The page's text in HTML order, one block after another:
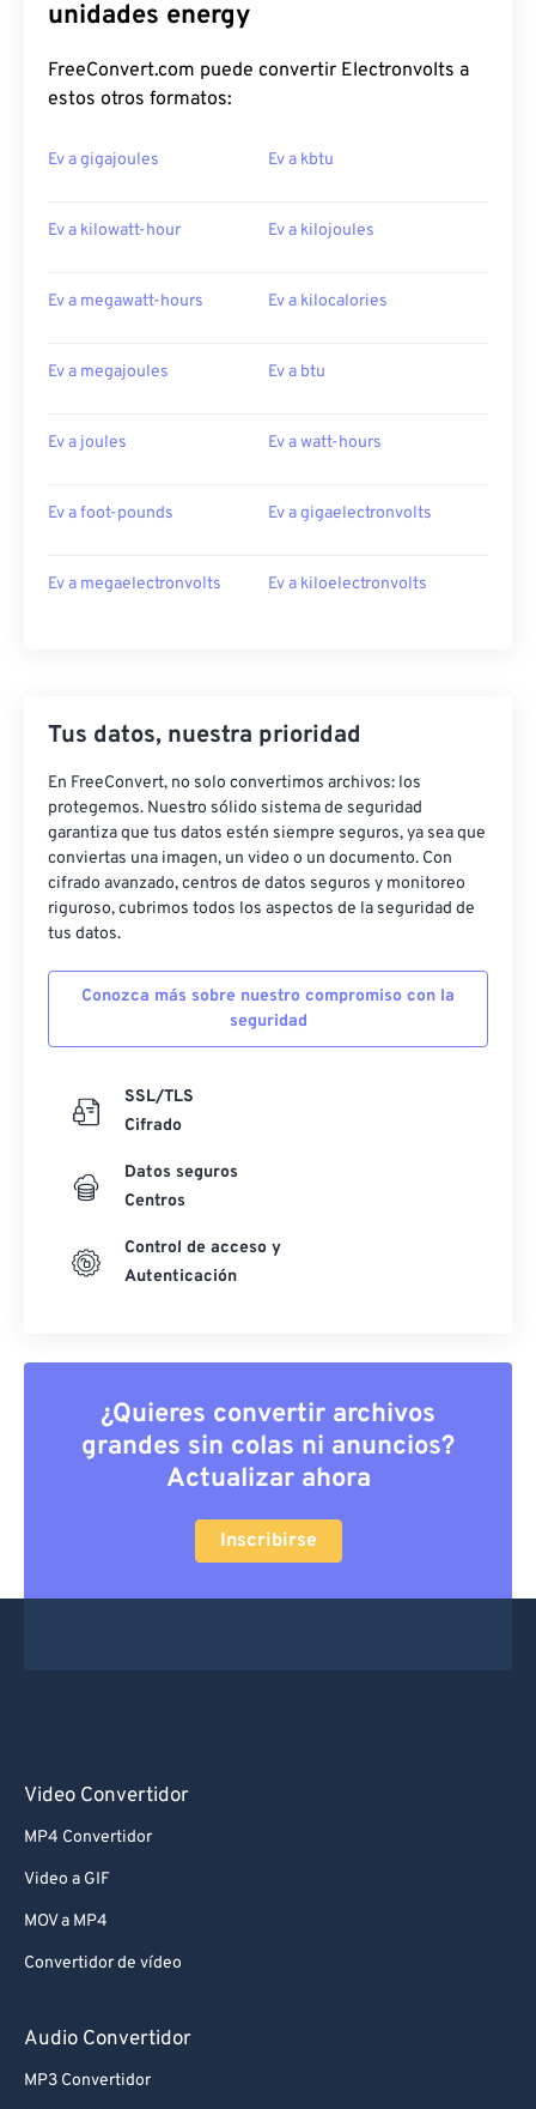
unidades energy
FreeConvert.com puede convertir Electronvolts a
estos otros formatos:
Ev a gigajoules Ev a kbtu
Ev a kilowatt-hour Ev a kilojoules
Ev a megawatt-hours Ev a kilocalories
Ev a megajoules Ev a btu
Ev a joules Ev a watt-hours
Ev a foot-pounds Ev a gigaelectronvolts
Ev a megaelectronvolts Ev a kiloelectronvolts
Tus datos, nuestra prioridad
En FreeConvert, no solo convertimos archivos: los
protegemos. Nuestro sólido sistema de seguridad
garantiza que tus datos estén siempre seguros, ya sea que
conviertas una imagen, un video o un documento. Con
cifrado avanzado, centros de datos seguros y monitoreo
riguroso, cubrimos todos los aspectos de la seguridad de
tus datos.
Conozca más sobre nuestro compromiso con la
seguridad
SSL/TLS
Cifrado
Datos seguros
Centros
Control de acceso y
Autenticación
¿Quieres convertir archivos
grandes sin colas ni anuncios?
Actualizar ahora
Inscribirse
Video Convertidor
MP4 Convertidor
Video a GIF
MOV a MP4
Convertidor de vídeo
Audio Convertidor
MP3 Convertidor